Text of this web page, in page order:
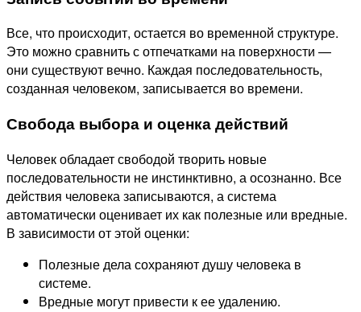
Все, что происходит, остается во временной структуре.
Это можно сравнить с отпечатками на поверхности —
они существуют вечно. Каждая последовательность,
созданная человеком, записывается во времени.
Свобода выбора и оценка действий
Человек обладает свободой творить новые
последовательности не инстинктивно, а осознанно. Все
действия человека записываются, а система
автоматически оценивает их как полезные или вредные.
В зависимости от этой оценки:
Полезные дела сохраняют душу человека в
системе.
Вредные могут привести к ее удалению.